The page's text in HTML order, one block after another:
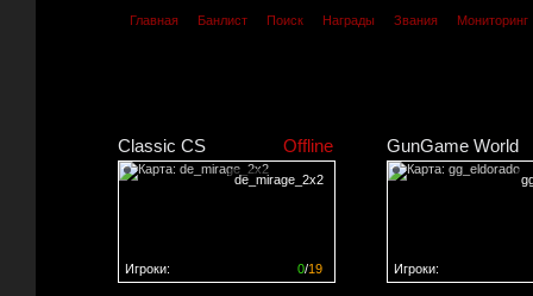
Главная Банлист Поиск Награды Звания Мониторинг
Classic CS Offline
de_mirage_2x2
0/19
Игроки:
GunGame World
Игроки: